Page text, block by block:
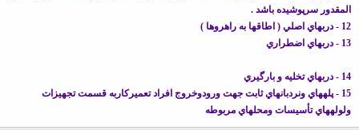
المقدور سرپوشيده باشد .
12 - دربهاي اصلي ( اطاق‏ها به راهروها )
13 - دربهاي اضطراري
14 - دربهاي تخليه و بارگيري
15 - پله‏هاي ونردبانهاي ثابت جهت ورودوخروج افراد تعميركاربه قسمت تجهيزات
ولوله‏هاي تأسيسات ومحلهاي مربوطه